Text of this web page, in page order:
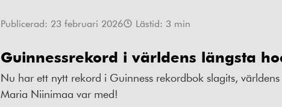
Publicerad: 23 februari 2026 Lästid: 3 min
Guinnessrekord i världens längsta
Nu har ett nytt rekord i Guinness rekordbok slagits,
Maria Niinimaa var med!